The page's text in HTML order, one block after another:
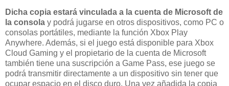
Dicha copia estará vinculada a la cuenta de Microsoft de
la consola y podrá jugarse en otros dispositivos, como PC o
consolas portátiles, mediante la función Xbox Play
Anywhere. Además, si el juego está disponible para Xbox
Cloud Gaming y el propietario de la cuenta de Microsoft
también tiene una suscripción a Game Pass, ese juego se
podrá transmitir directamente a un dispositivo sin tener que
ocupar espacio en el disco duro. Una vez añadida la copia